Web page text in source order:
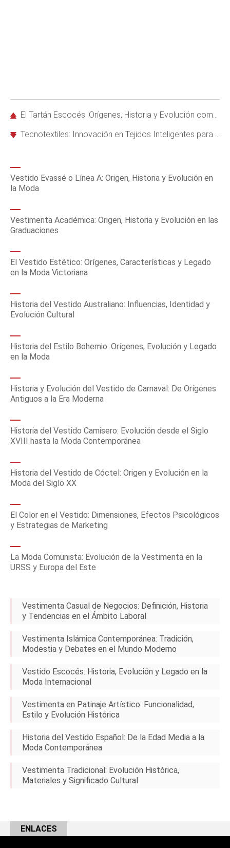
El Tartán Escocés: Orígenes, Historia y Evolución como Símbolo Nacional
Tecnotextiles: Innovación en Tejidos Inteligentes para Moda, Industria y Más
Vestido Evassé o Línea A: Origen, Historia y Evolución en
la Moda
Vestimenta Académica: Origen, Historia y Evolución en las
Graduaciones
El Vestido Estético: Orígenes, Características y Legado
en la Moda Victoriana
Historia del Vestido Australiano: Influencias, Identidad y
Evolución Cultural
Historia del Estilo Bohemio: Orígenes, Evolución y Legado
en la Moda
Historia y Evolución del Vestido de Carnaval: De Orígenes
Antiguos a la Era Moderna
Historia del Vestido Camisero: Evolución desde el Siglo
XVIII hasta la Moda Contemporánea
Historia del Vestido de Cóctel: Origen y Evolución en la
Moda del Siglo XX
El Color en el Vestido: Dimensiones, Efectos Psicológicos
y Estrategias de Marketing
La Moda Comunista: Evolución de la Vestimenta en la
URSS y Europa del Este
Vestimenta Casual de Negocios: Definición, Historia
y Tendencias en el Ámbito Laboral
Vestimenta Islámica Contemporánea: Tradición,
Modestia y Debates en el Mundo Moderno
Vestido Escocés: Historia, Evolución y Legado en la
Moda Internacional
Vestimenta en Patinaje Artístico: Funcionalidad,
Estilo y Evolución Histórica
Historia del Vestido Español: De la Edad Media a la
Moda Contemporánea
Vestimenta Tradicional: Evolución Histórica,
Materiales y Significado Cultural
ENLACES